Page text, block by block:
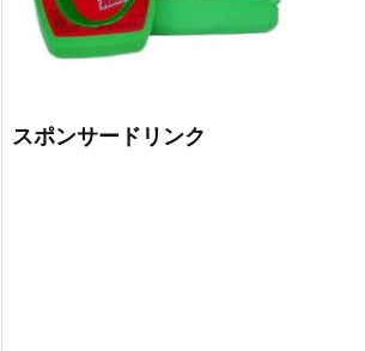
スポンサードリンク